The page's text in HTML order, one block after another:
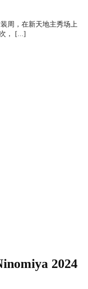
周，在新天地主秀场上
， [...]
2024